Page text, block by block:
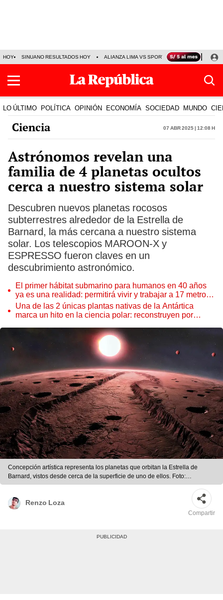
HOY SINUANO RESULTADOS HOY ALIANZA LIMA VS SPORT BOYS JORGE
LO ÚLTIMO POLÍTICA OPINIÓN ECONOMÍA SOCIEDAD MUNDO
Ciencia 07 Abr 2025 | 12:08 h
Astrónomos revelan una
familia de 4 planetas ocultos
cerca a nuestro sistema solar
Descubren nuevos planetas rocosos
subterrestres alrededor de la Estrella de
Barnard, la más cercana a nuestro sistema
solar. Los telescopios MAROON-X y
ESPRESSO fueron claves en un
descubrimiento astronómico.
El primer hábitat submarino para humanos en 40 años
ya es una realidad: permitirá vivir y trabajar a 17 metros
de profundidad
Una de las 2 únicas plantas nativas de la Antártica
marca un hito en la ciencia polar: reconstruyen por
Concepción artística representa los planetas que orbitan la Estrella de
Barnard, vistos desde cerca de la superficie de uno de ellos. Foto:
Observatorio Internacional Gemini/NOIRLab/NSF/AURA/P. Marenfeld
Renzo Loza
Compartir